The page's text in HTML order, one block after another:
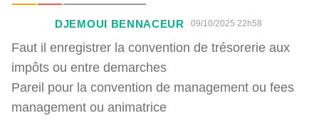
DJEMOUI BENNACEUR 09/10/2025 22h58
Faut il enregistrer la convention de trésorerie aux
impôts ou entre demarches
Pareil pour la convention de management ou fees
management ou animatrice